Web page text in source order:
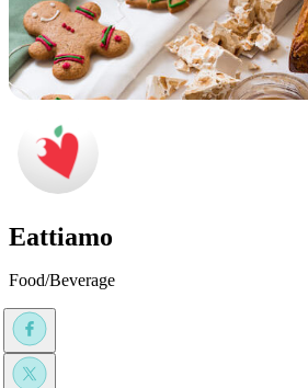
Eattiamo
Food/Beverage